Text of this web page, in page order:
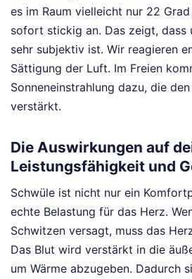
es im Raum vielleicht nur 22
sofort stickig an. Das zeigt, dass
sehr subjektiv ist. Wir reagieren
Sättigung der Luft. Im Freien
Sonneneinstrahlung dazu, die
verstärkt.
Die Auswirkungen auf
Leistungsfähigkeit und
Schwüle ist nicht nur ein
echte Belastung für das Herz.
Schwitzen versagt, muss das
Das Blut wird verstärkt in die
um Wärme abzugeben. Dadurch